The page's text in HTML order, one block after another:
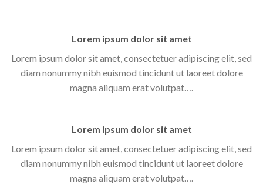
Lorem ipsum dolor sit amet
Lorem ipsum dolor sit amet, consectetuer adipiscing elit, sed
diam nonummy nibh euismod tincidunt ut laoreet dolore
magna aliquam erat volutpat….
Lorem ipsum dolor sit amet
Lorem ipsum dolor sit amet, consectetuer adipiscing elit, sed
diam nonummy nibh euismod tincidunt ut laoreet dolore
magna aliquam erat volutpat….